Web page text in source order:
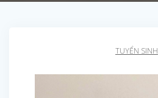
TUYỂN SINH